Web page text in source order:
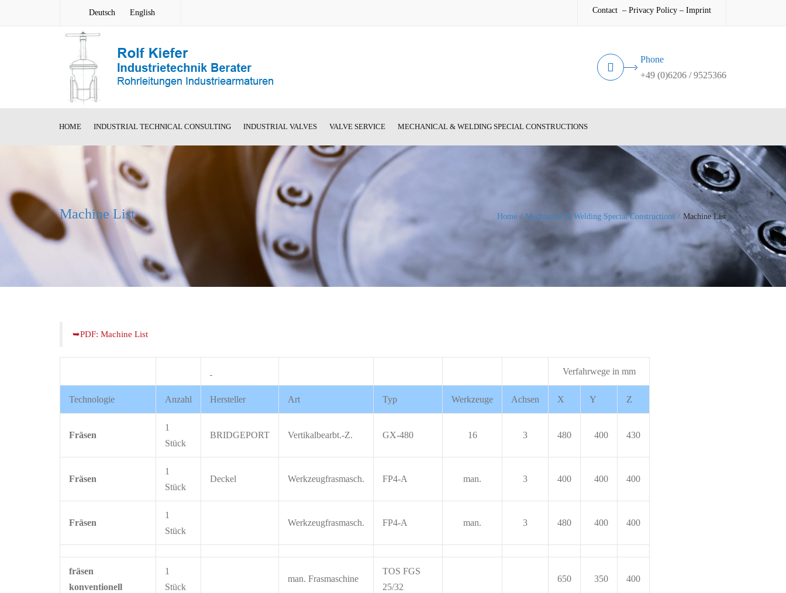
Deutsch English Contact – Privacy Policy – Imprint
Phone
+49 (0)6206 / 9525366
HOME INDUSTRIAL TECHNICAL CONSULTING INDUSTRIAL VALVES
Segment Shut-Off Valves
Welded Steel Gate Valves
AMR new construction: Steel
Welded Round-Oval-Body Gate
Cast Steel Valves
VALVE SERVICE
BANTAM Spare Parts
On-Location Valve Repair
MECHANICAL & WELDING SPECIAL CONSTRUCTIONS
Machine List Home Mechanical & Welding Special Constructions Machine List
Machine List
Verfahrwege in mm
Technologie Anzahl Hersteller Art Typ Werkzeuge Achsen X Y Z
Fräsen
1
Stück
BRIDGEPORT Vertikalbearbt.-Z. GX-480 16 3 480 400 430
Fräsen
1
Stück
Deckel Werkzeugfrasmasch. FP4-A man. 3 400 400 400
Fräsen
1
Stück
Werkzeugfrasmasch. FP4-A man. 3 480 400 400
fräsen
konventionell
1
Stück
man. Frasmaschine
TOS FGS
25/32
650 350 400